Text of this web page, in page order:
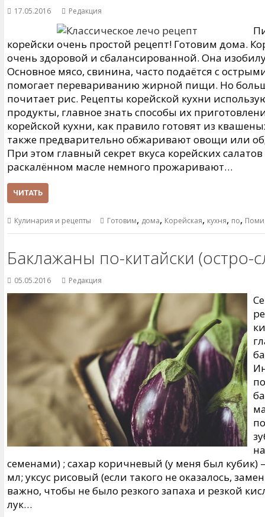
17.05.2016 Редакция
корейски очень простой рецепт! Готовим дома.
очень здоровой и сбалансированной. Она
Основное мясо, свинина, часто подаётся с
помогает перевариванию жирной пищи. Но
почитает рис. Рецепты корейской кухни
продукты, главное знать способы их
корейской кухни, как правило готовят из
также предварительно обжаривают овощи или
При этом главный секрет вкуса корейских
раскалённом масле немного прожаривают…
ЧИТАТЬ
Кулинария и рецепты Готовим, дома, Корейская, кухня, по,
Баклажаны по-китайски (остро-
05.05.2016 Редакция
семенами) ; сахар коричневый (у меня был кубик)
мл; уксус рисовый (если такого не оказалось,
важно, чтобы не было резкого запаха и резкой
лук…